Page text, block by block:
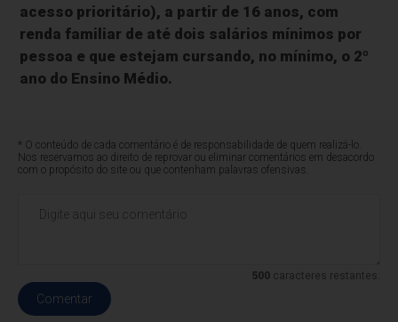
acesso prioritário), a partir de 16 anos, com
renda familiar de até dois salários mínimos por
pessoa e que estejam cursando, no mínimo, o 2º
ano do Ensino Médio.
* O conteúdo de cada comentário é de responsabilidade de quem realizá-lo.
Nos reservamos ao direito de reprovar ou eliminar comentários em desacordo
com o propósito do site ou que contenham palavras ofensivas.
500caracteres restantes.
Comentar